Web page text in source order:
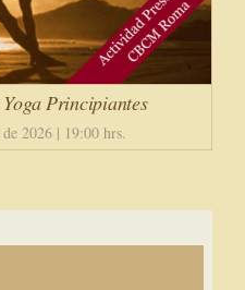
Principiantes
2026 | 19:00 hrs.